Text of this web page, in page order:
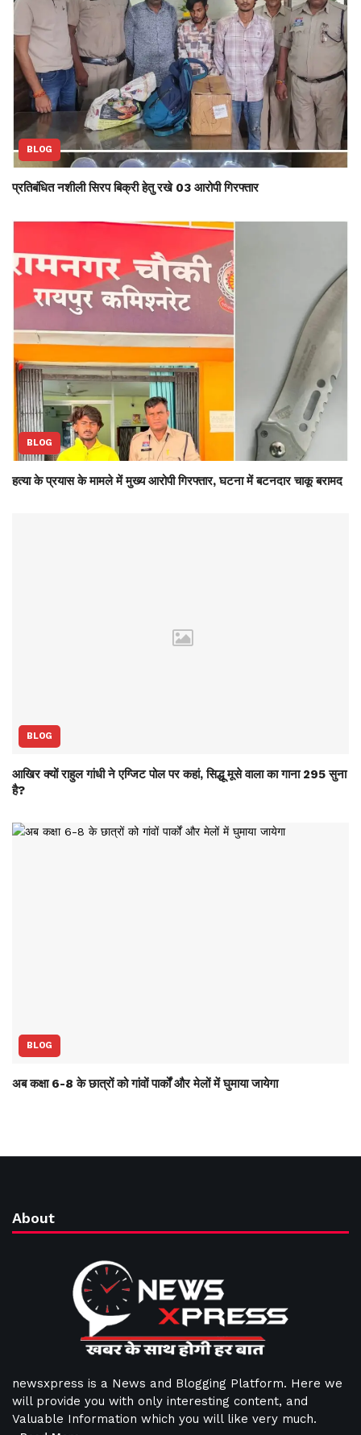
BLOG
प्रतिबंधित नशीली सिरप बिक्री हेतु रखे 03 आरोपी गिरफ्तार
BLOG
हत्या के प्रयास के मामले में मुख्य आरोपी गिरफ्तार, घटना में बटनदार चाकू बरामद
BLOG
आखिर क्यों राहुल गांधी ने एग्जिट पोल पर कहां, सिद्धू मूसे वाला का गाना 295 सुना
है?
BLOG
अब कक्षा 6-8 के छात्रों को गांवों पार्कों और मेलों में घुमाया जायेगा
About
newsxpress is a News and Blogging Platform. Here we
will provide you with only interesting content, and
Valuable Information which you will like very much.